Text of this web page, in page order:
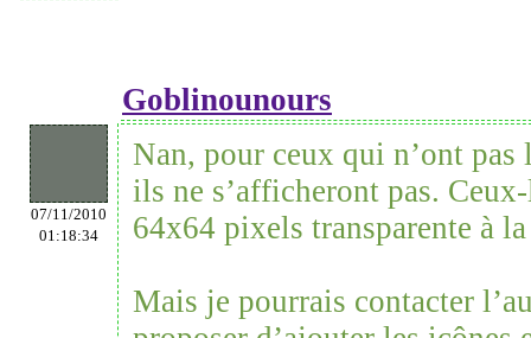
Goblinounours
07/11/2010
01:18:34
Nan, pour ceux qui n’ont pas
ils ne s’afficheront pas.
64x64 pixels transparente à
Mais je pourrais contacter